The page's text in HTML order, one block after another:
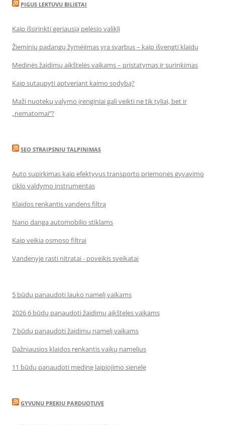
PIGUS LEKTUVU BILIETAI
Kaip išsirinkti geriausią pelėsio valiklį
Žieminių padangų žymėjimas yra svarbus – kaip išvengti klaidų
Medinės žaidimų aikštelės vaikams – pristatymas ir surinkimas
Kaip sutaupyti aptveriant kaimo sodybą?
Maži nuotekų valymo įrenginiai gali veikti ne tik tyliai, bet ir
„nematomai‘‘?
SEO STRAIPSNIU TALPINIMAS
Auto supirkimas kaip efektyvus transporto priemonės gyvavimo
ciklo valdymo instrumentas
Klaidos renkantis vandens filtrą
Nano danga automobilio stiklams
Kaip veikia osmoso filtrai
Vandenyje rasti nitratai - poveikis sveikatai
5 būdų panaudoti lauko namelį vaikams
2026 6 būdų panaudoti žaidimų aikšteles vaikams
7 būdų panaudoti žaidimų namelį vaikams
Dažniausios klaidos renkantis vaikų namelius
11 būdų panaudoti medinę laipiojimo sienelę
GYVUNU PREKIU PARDUOTUVE